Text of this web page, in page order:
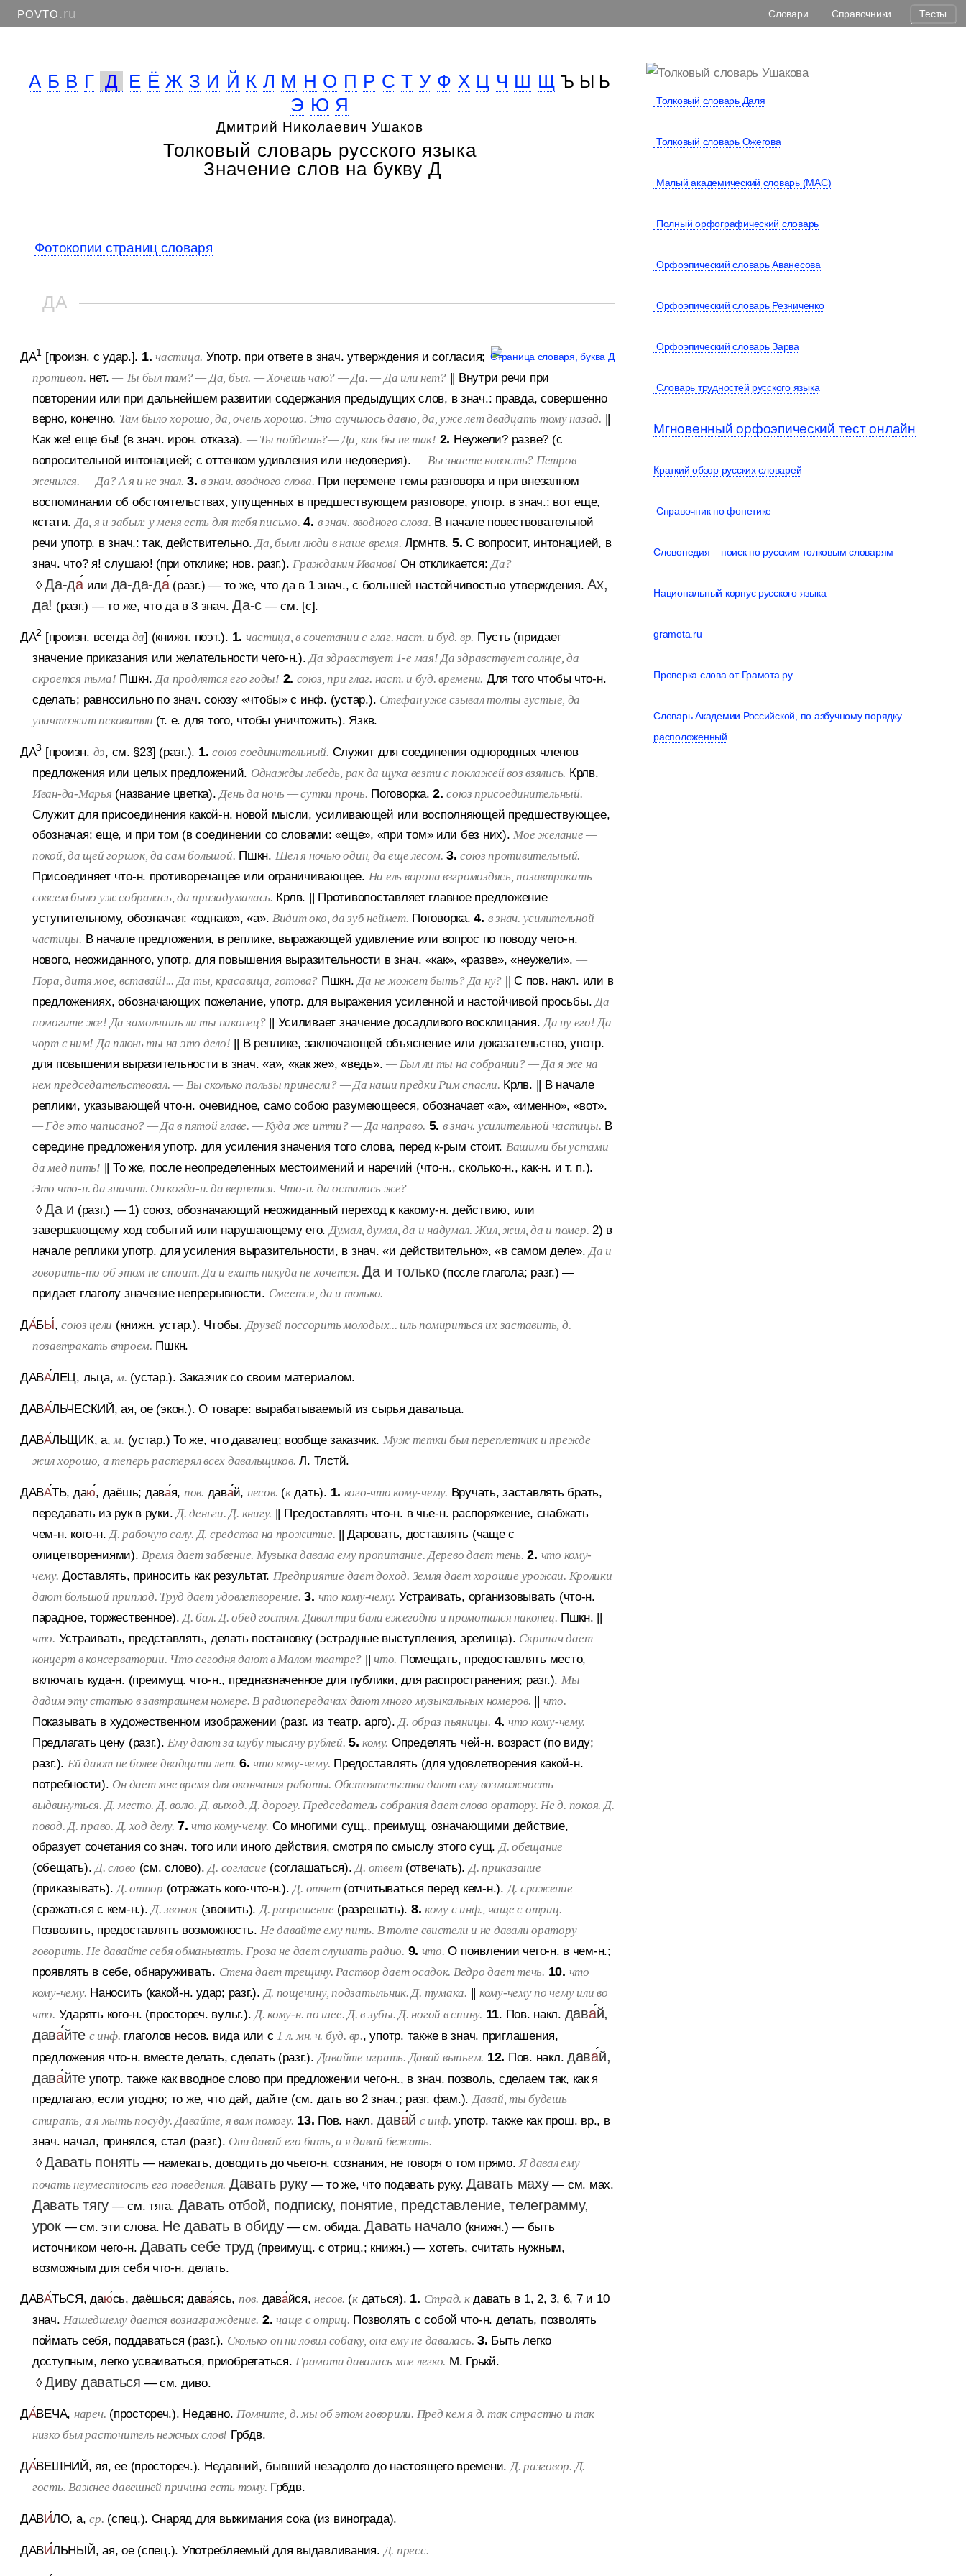
POVTO .ru Словари Справочники Тесты
А Б В Г Д Е Ё Ж З И Й К Л М Н О П Р С Т У Ф Х Ц Ч Ш Щ Ъ Ы Ь
Э Ю Я
Дмитрий Николаевич Ушаков
Толковый словарь русского языка
Значение слов на букву Д
Фотокопии страниц словаря
ДА
ДА1 [произн. с удар.]. 1. частица. Употр. при ответе в знач. утверждения и согласия;
противоп. нет. — Ты был там? — Да, был. — Хочешь чаю? — Да. — Да или нет?|| Внутри речи при
повторении или при дальнейшем развитии содержания предыдущих слов, в знач.: правда, совершенно
верно, конечно. Там было хорошо, да, очень хорошо. Это случилось давно, да, уже лет двадцать тому назад. ||
Как же! еще бы! (в знач. ирон. отказа). — Ты пойдешь?— Да, как бы не так! 2. Неужели? разве? (с
вопросительной интонацией; с оттенком удивления или недоверия). — Вы знаете новость? Петров
женился. — Да? А я и не знал. 3. в знач. вводного слова. При перемене темы разговора и при внезапном
воспоминании об обстоятельствах, упущенных в предшествующем разговоре, употр. в знач.: вот еще,
кстати. Да, я и забыл: у меня есть для тебя письмо. 4. в знач. вводного слова. В начале повествовательной
речи употр. в знач.: так, действительно. Да, были люди в наше время. Лрмнтв. 5. С вопросит, интонацией, в
знач. что? я! слушаю! (при отклике; нов. разг.). Гражданин Иванов! Он откликается: Да?
◊Да-даили да-да-да(разг.)— то же, что да в 1 знач., с большей настойчивостью утверждения. Ах,
да! (разг.) — то же, что да в 3 знач. Да-с — см. [с].
ДА2 [произн. всегда да] (книжн. поэт.). 1. частица, в сочетании с глаг. наст. и буд. вр. Пусть (придает
значение приказания или желательности чего-н.). Да здравствует 1-е мая! Да здравствует солнце, да
скроется тьма! Пшкн. Да продлятся его годы! 2. союз, при глаг. наст. и буд. времени. Для того чтобы что-н.
сделать; равносильно по знач. союзу «чтобы» с инф. (устар.). Стефан уже сзывал толпы густые, да
уничтожит псковитян(т. е. для того, чтобы уничтожить). Язкв.
ДА3 [произн. дэ, см. §23] (разг.). 1. союз соединительный. Служит для соединения однородных членов
предложения или целых предложений. Однажды лебедь, рак да щука везти с поклажей воз взялись. Крлв.
Иван-да-Марья (название цветка). День да ночь — сутки прочь. Поговорка. 2. союз присоединительный.
Служит для присоединения какой-н. новой мысли, усиливающей или восполняющей предшествующее,
обозначая: еще, и при том (в соединении со словами: «еще», «при том» или без них). Мое желание —
покой, да щей горшок, да сам большой. Пшкн. Шел я ночью один, да еще лесом. 3. союз противительный.
Присоединяет что-н. противоречащее или ограничивающее. На ель ворона взгромоздясь, позавтракать
совсем было уж собралась, да призадумалась. Крлв. || Противопоставляет главное предложение
уступительному, обозначая: «однако», «а». Видит око, да зуб неймет. Поговорка. 4. в знач. усилительной
частицы. В начале предложения, в реплике, выражающей удивление или вопрос по поводу чего-н.
нового, неожиданного, употр. для повышения выразительности в знач. «как», «разве», «неужели». —
Пора, дитя мое, вставай!... Да ты, красавица, готова? Пшкн. Да не может быть? Да ну? ||С пов. накл. или в
предложениях, обозначающих пожелание, употр. для выражения усиленной и настойчивой просьбы. Да
помогите же! Да замолчишь ли ты наконец?|| Усиливает значение досадливого восклицания. Да ну его! Да
чорт с ним! Да плюнь ты на это дело! || В реплике, заключающей объяснение или доказательство, употр.
для повышения выразительности в знач. «а», «как же», «ведь». — Был ли ты на собрании? — Да я же на
нем председательствовал. — Вы сколько пользы принесли? — Да наши предки Рим спасли. Крлв. || В начале
реплики, указывающей что-н. очевидное, само собою разумеющееся, обозначает «а», «именно», «вот».
— Где это написано? — Да в пятой главе. — Куда же итти? — Да направо. 5. в знач. усилительной частицы. В
середине предложения употр. для усиления значения того слова, перед к-рым стоит. Вашими бы устами
да мед пить! || То же, после неопределенных местоимений и наречий (что-н., сколько-н., как-н. и т. п.).
Это что-н. да значит. Он когда-н. да вернется. Что-н. да осталось же?
◊Да и (разг.) — 1) союз, обозначающий неожиданный переход к какому-н. действию, или
завершающему ход событий или нарушающему его. Думал, думал, да и надумал. Жил, жил, да и помер. 2) в
начале реплики употр. для усиления выразительности, в знач. «и действительно», «в самом деле». Да и
говорить-то об этом не стоит. Да и ехать никуда не хочется. Да и только(после глагола; разг.)—
придает глаголу значение непрерывности. Смеется, да и только.
ДАБЫ,союз цели (книжн. устар.). Чтобы. Друзей поссорить молодых... иль помириться их заставить, д.
позавтракать втроем. Пшкн.
ДАВАЛЕЦ, льца, м. (устар.). Заказчик со своим материалом.
ДАВАЛЬЧЕСКИЙ, ая, ое (экон.).О товаре: вырабатываемый из сырья давальца.
ДАВАЛЬЩИК, а, м. (устар.)То же, что давалец; вообще заказчик. Муж тетки был переплетчик и прежде
жил хорошо, а теперь растерял всех давальщиков. Л. Тлстй.
ДАВАТЬ, даю, даёшь; давая, пов. давай, несов. (кдать). 1. кого-что кому-чему. Вручать, заставлять брать,
передавать из рук в руки. Д. деньги. Д. книгу. || Предоставлять что-н. в чье-н. распоряжение, снабжать
чем-н. кого-н. Д. рабочую салу. Д. средства на прожитие. ||Даровать, доставлять (чаще с
олицетворениями). Время дает забвение. Музыка давала ему пропитание. Дерево дает тень. 2. что кому-
чему. Доставлять, приносить как результат. Предприятие дает доход. Земля дает хорошие урожаи. Кролики
дают большой приплод. Труд дает удовлетворение. 3. что кому-чему. Устраивать, организовывать (что-н.
парадное, торжественное). Д. бал. Д. обед гостям. Давал три бала ежегодно и промотался наконец. Пшкн. ||
что. Устраивать, представлять, делать постановку (эстрадные выступления, зрелища). Скрипач дает
концерт в консерватории. Что сегодня дают в Малом театре? ||что. Помещать, предоставлять место,
включать куда-н. (преимущ. что-н., предназначенное для публики, для распространения; разг.). Мы
дадим эту статью в завтрашнем номере. В радиопередачах дают много музыкальных номеров. || что.
Показывать в художественном изображении (разг. из театр. арго). Д. образ пьяницы. 4. что кому-чему.
Предлагать цену (разг.). Ему дают за шубу тысячу рублей. 5. кому. Определять чей-н. возраст (по виду;
разг.). Ей дают не более двадцати лет. 6. что кому-чему. Предоставлять (для удовлетворения какой-н.
потребности). Он дает мне время для окончания работы. Обстоятельства дают ему возможность
выдвинуться. Д. место. Д. волю. Д. выход. Д. дорогу. Председатель собрания дает слово оратору. Не д. покоя. Д.
повод. Д. право. Д. ход делу. 7. что кому-чему. Со многими сущ., преимущ. означающими действие,
образует сочетания со знач. того или иного действия, смотря по смыслу этого сущ. Д. обещание
(обещать). Д. слово (см. слово). Д. согласие (соглашаться). Д. ответ(отвечать). Д. приказание
(приказывать). Д. отпор (отражать кого-что-н.). Д. отчет(отчитываться перед кем-н.). Д. сражение
(сражаться с кем-н.). Д. звонок(звонить). Д. разрешение (разрешать). 8. кому с инф., чаще с отриц.
Позволять, предоставлять возможность. Не давайте ему пить. В толпе свистели и не давали оратору
говорить. Не давайте себя обманывать. Гроза не дает слушать радио. 9. что. О появлении чего-н. в чем-н.;
проявлять в себе, обнаруживать. Стена дает трещину. Раствор дает осадок. Ведро дает течь. 10. что
кому-чему. Наносить (какой-н. удар; разг.). Д. пощечину, подзатыльник. Д. тумака. || кому-чему по чему или во
что. Ударять кого-н. (простореч. вульг.). Д. кому-н. по шее. Д. в зубы. Д. ногой в спину. 11. Пов. накл. давай,
давайте с инф. глаголов несов. вида или с 1 л. мн. ч. буд. вр., употр. также в знач. приглашения,
предложения что-н. вместе делать, сделать (разг.). Давайте играть. Давай выпьем. 12. Пов. накл.давай,
давайте употр. также как вводное слово при предложении чего-н., в знач. позволь, сделаем так, как я
предлагаю, если угодно; то же, что дай, дайте (см. дать во 2 знач.; разг. фам.). Давай, ты будешь
стирать, а я мыть посуду. Давайте, я вам помогу. 13. Пов. накл.давай с инф. употр. также как прош. вр., в
знач. начал, принялся, стал (разг.). Они давай его бить, а я давай бежать.
◊Давать понять — намекать, доводить до чьего-н. сознания, не говоря о том прямо. Я давал ему
почать неуместность его поведения. Давать руку — то же, что подавать руку. Давать маху — см. мах.
Давать тягу — см. тяга. Давать отбой, подписку, понятие, представление, телеграмму,
урок — см. эти слова. Не давать в обиду — см. обида. Давать начало(книжн.)— быть
источником чего-н. Давать себе труд (преимущ. с отриц.; книжн.)— хотеть, считать нужным,
возможным для себя что-н. делать.
ДАВАТЬСЯ, даюсь, даёшься; даваясь, пов. давайся, несов. (кдаться). 1. Страд. кдавать в 1, 2, 3, 6, 7 и 10
знач. Нашедшему дается вознаграждение. 2. чаще с отриц. Позволять с собой что-н. делать, позволять
поймать себя, поддаваться (разг.). Сколько он ни ловил собаку, она ему не давалась. 3. Быть легко
доступным, легко усваиваться, приобретаться. Грамота давалась мне легко. М. Грькй.
◊Диву даваться — см. диво.
ДАВЕЧА, нареч. (простореч.). Недавно. Помните, д. мы об этом говорили. Пред кем я д. так страстно и так
низко был расточитель нежных слов! Грбдв.
ДАВЕШНИЙ, яя, ее (простореч.). Недавний, бывший незадолго до настоящего времени. Д. разговор. Д.
гость. Важнее давешней причина есть тому. Грбдв.
ДАВИЛО, а,ср. (спец.). Снаряд для выжимания сока (из винограда).
ДАВИЛЬНЫЙ, ая, ое (спец.). Употребляемый для выдавливания. Д. пресс.
Толковый словарь Даля
Толковый словарь Ожегова
Малый академический словарь (МАС)
Полный орфографический словарь
Орфоэпический словарь Аванесова
Орфоэпический словарь Резниченко
Орфоэпический словарь Зарва
Словарь трудностей русского языка
Мгновенный орфоэпический тест онлайн
Краткий обзор русских словарей
Справочник по фонетике
Словопедия – поиск по русским толковым словарям
Национальный корпус русского языка
gramota.ru
Проверка слова от Грамота.ру
Словарь Академии Российской, по азбучному порядку
расположенный